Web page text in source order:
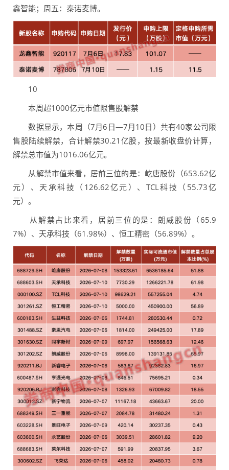
鑫智能；周五：泰诺麦博。
10
本周超1000亿元市值限售股解禁
数据显示，本周（7月6日—7月10日）共有40家公司限
售股陆续解禁，合计解禁30.21亿股，按最新收盘价计算，
解禁总市值为1016.06亿元。
从解禁市值来看，居前三位的是：屹唐股份（653.62亿
元）、天承科技（126.62亿元）、TCL科技（55.73亿
元）。
从解禁占比来看，居前三位的是：朗威股份（65.9
7%）、天承科技（61.98%）、恒工精密（56.89%）。